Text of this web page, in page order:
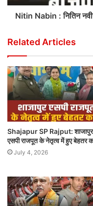
Nitin Nabin : नितिन नवीन
Related Articles
Shajapur SP Rajput:
एसपी राजपूत के नेतृत्व में हुए बेहतर
July 4, 2026